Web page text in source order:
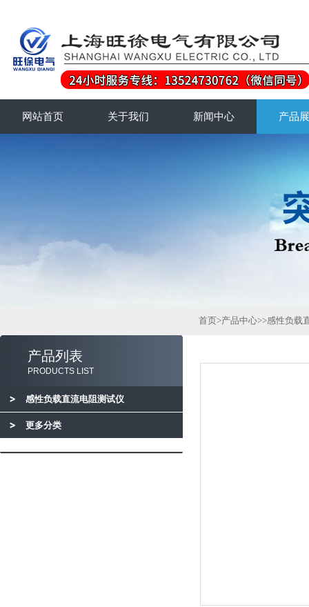
网站首页 关于我们 新闻中心 产品
产品列表
PRODUCTS LIST
感性负载直流电阻测试仪
更多分类
首页>产品中心>>感性负载